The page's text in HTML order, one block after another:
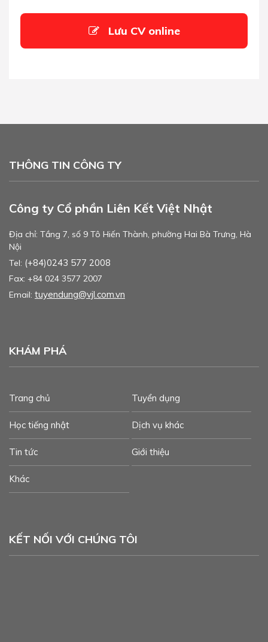
Lưu CV online
THÔNG TIN CÔNG TY
Công ty Cổ phần Liên Kết Việt Nhật
Địa chỉ: Tầng 7, số 9 Tô Hiến Thành, phường Hai Bà Trưng, Hà
Nội
Tel: (+84)0243 577 2008
Fax: +84 024 3577 2007
Email: tuyendung@vjl.com.vn
KHÁM PHÁ
Trang chủ Tuyển dụng
Học tiếng nhật Dịch vụ khác
Tin tức Giới thiệu
Khác
KẾT NỐI VỚI CHÚNG TÔI